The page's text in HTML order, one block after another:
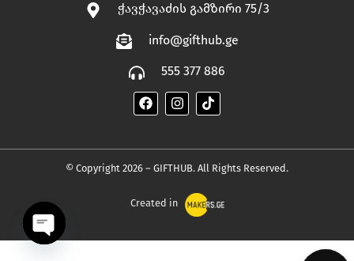
ჭავჭავაძის გამზირი 75/3
info@gifthub.ge
555 377 886
© Copyright 2026 – GIFTHUB. All Rights Reserved.
Created in